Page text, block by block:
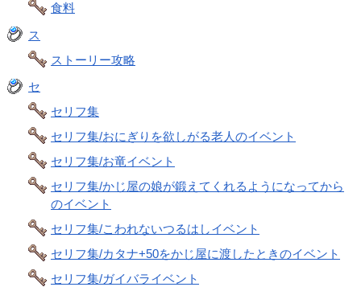
食料
ス
ストーリー攻略
セ
セリフ集
セリフ集/おにぎりを欲しがる老人のイベント
セリフ集/お竜イベント
セリフ集/かじ屋の娘が鍛えてくれるようになってから
のイベント
セリフ集/こわれないつるはしイベント
セリフ集/カタナ+50をかじ屋に渡したときのイベント
セリフ集/ガイバライベント